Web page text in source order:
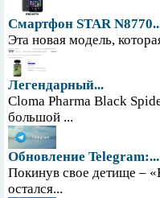
Смартфон STAR
Эта новая модель,
Легендарный...
Cloma Pharma Black
большой ...
Обновление Telegram:...
Покинув свое детище –
остался...